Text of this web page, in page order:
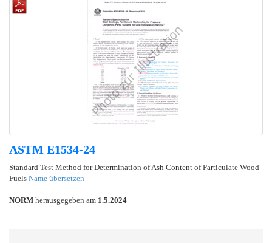
ASTM E1534-24
Standard Test Method for Determination of Ash Content of Particulate Wood
Fuels Name übersetzen
NORM herausgegeben am 1.5.2024